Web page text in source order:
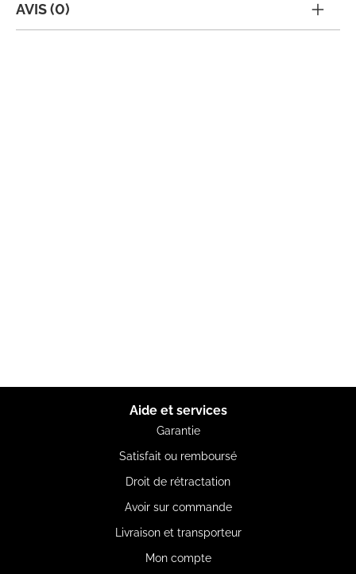
AVIS (0)
Aide et services
Garantie
Satisfait ou remboursé
Droit de rétractation
Avoir sur commande
Livraison et transporteur
Mon compte